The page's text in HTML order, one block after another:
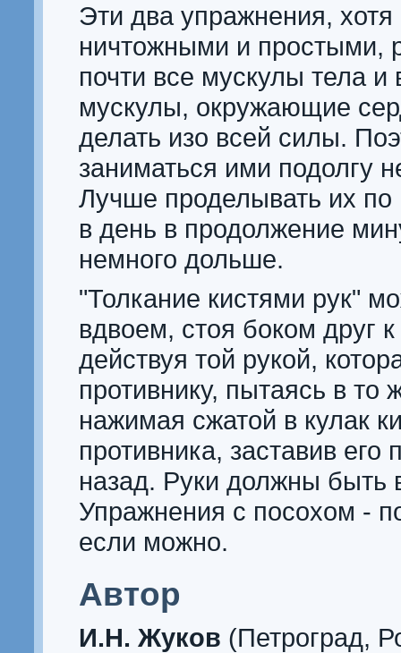
Эти два упражнения, хотя
ничтожными и простыми,
почти все мускулы тела и
мускулы, окружающие
делать изо всей силы.
заниматься ими подолгу
Лучше проделывать их по
в день в продолжение
немного дольше.
"Толкание кистями рук"
вдвоем, стоя боком друг к
действуя той рукой,
противнику, пытаясь в то
нажимая сжатой в кулак
противника, заставив его
назад. Руки должны быть
Упражнения с посохом -
если можно.
Автор
И.Н. Жуков (Петроград,